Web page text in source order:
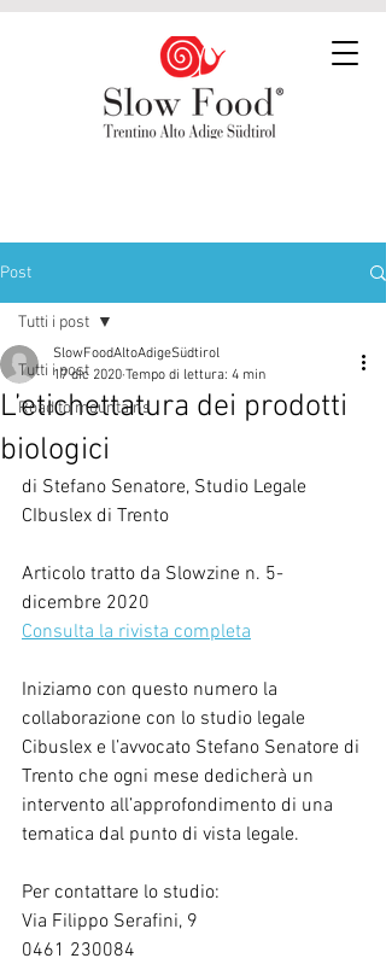
Post
Tutti i post
Road to mountains
Tutti i post
L’etichettatura dei prodotti
biologici
SlowFoodAltoAdigeSüdtirol
17 dic 2020 Tempo di lettura: 4 min
di Stefano Senatore, Studio Legale
CIbuslex di Trento
Articolo tratto da Slowzine n. 5-
dicembre 2020
Consulta la rivista completa
Iniziamo con questo numero la
collaborazione con lo studio legale
Cibuslex e l’avvocato Stefano Senatore di
Trento che ogni mese dedicherà un
intervento all’approfondimento di una
tematica dal punto di vista legale.
Per contattare lo studio:
Via Filippo Serafini, 9
0461 230084